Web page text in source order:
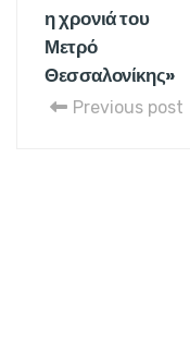
η χρονιά του
Μετρό
Θεσσαλονίκης»
Previous post